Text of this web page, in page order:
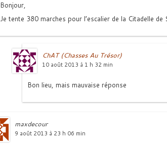
Bonjour,
Je tente 380 marches pour l’escalier de la Citadelle de
ChAT (Chasses Au Trésor)
10 août 2013 à 1 h 32 min
Bon lieu, mais mauvaise réponse
maxdecour
9 août 2013 à 23 h 06 min